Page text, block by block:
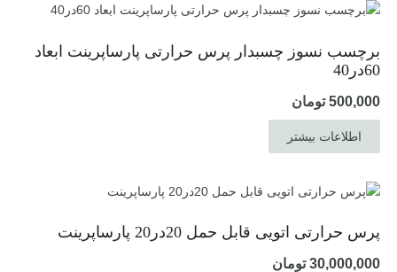
برچسب نسوز چسبدار پرس حرارتی پارساپرینت ابعاد
60در40
500,000 تومان
اطلاعات بیشتر
پرس حرارتی اتویی قابل حمل 20در20 پارساپرینت
30,000,000 تومان